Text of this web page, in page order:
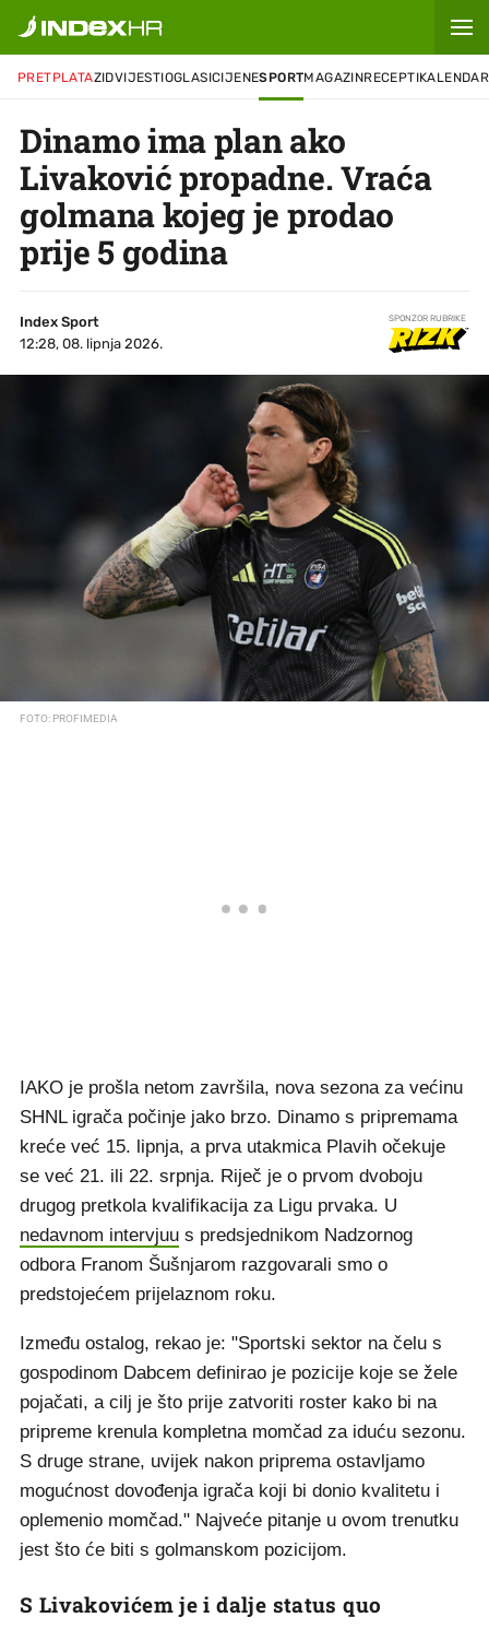
PRETPLATAZIDVIJESTIOGLASICIJENESPORTMAGAZINRECEPTIKALENDAR
Dinamo ima plan ako
Livaković propadne. Vraća
golmana kojeg je prodao
prije 5 godina
Index Sport
12:28, 08. lipnja 2026.
SPONZOR RUBRIKE
FOTO: PROFIMEDIA
IAKO je prošla netom završila, nova sezona za većinu
SHNL igrača počinje jako brzo. Dinamo s pripremama
kreće već 15. lipnja, a prva utakmica Plavih očekuje
se već 21. ili 22. srpnja. Riječ je o prvom dvoboju
drugog pretkola kvalifikacija za Ligu prvaka. U
nedavnom intervjuu s predsjednikom Nadzornog
odbora Franom Šušnjarom razgovarali smo o
predstojećem prijelaznom roku.
Između ostalog, rekao je: "Sportski sektor na čelu s
gospodinom Dabcem definirao je pozicije koje se žele
pojačati, a cilj je što prije zatvoriti roster kako bi na
pripreme krenula kompletna momčad za iduću sezonu.
S druge strane, uvijek nakon priprema ostavljamo
mogućnost dovođenja igrača koji bi donio kvalitetu i
oplemenio momčad." Najveće pitanje u ovom trenutku
jest što će biti s golmanskom pozicijom.
S Livakovićem je i dalje status quo